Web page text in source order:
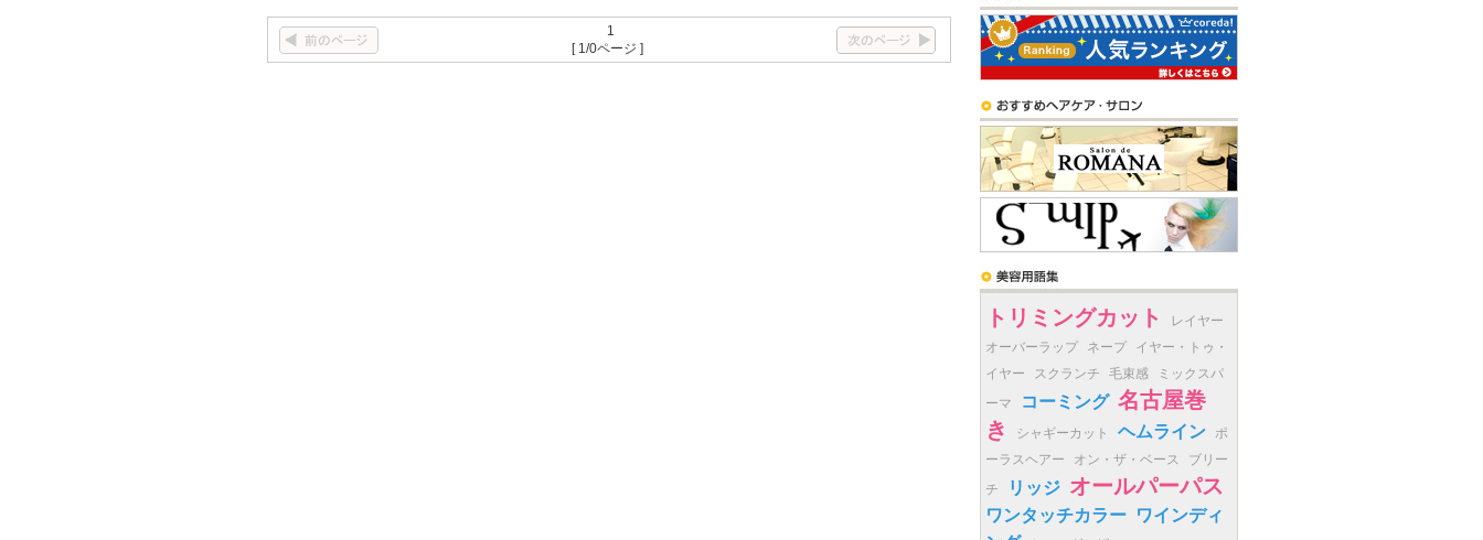
1
[ 1/0ページ ]
トリミングカット
レイヤー
オーバーラップ
ネープ
イヤー・トゥ・
イヤー
スクランチ 毛束感
ミックスパ
ーマ
コーミング 名古屋巻
き
シャギーカット ヘムライン
ポ
ーラスヘアー
オン・ザ・ベース
ブリー
チ
リッジ オールパーパス
ワンタッチカラー ワインディ